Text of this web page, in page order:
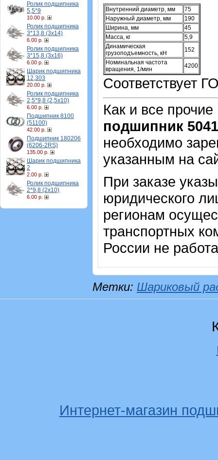
Ролик подшипника
5,5*9
10.00 р.
Ролик подшипника
3*13,8 (3х14)
6.00 р.
Ролик подшипника
3*15,8 (3х16)
6.00 р.
Шарик подшипника
12,303
20.00 р.
Ролик подшипника
2,5*9,8 (2,5х10)
6.00 р.
Подшипник 8100
(51100)
42.00 р.
Подшипник 180206
(6206-2RS)
135.00 р.
Шарик подшипника
2
2.00 р.
Ролик подшипника
2*9,8 (2х10)
6.00 р.
Внутренний диаметр, мм
75
Наружный диаметр, мм
190
Ширина, мм
45
Масса, кг
5,9
Динамическая
грузоподъемность, кН
152
Номинальная частота
вращения, 1/мин
4200
Соответствует
Как и все
подшипник
необходимо
указанным на
При заказе
юридического
регионам
транспортных
России не
Метки: Шариковый
Интернет-магазин